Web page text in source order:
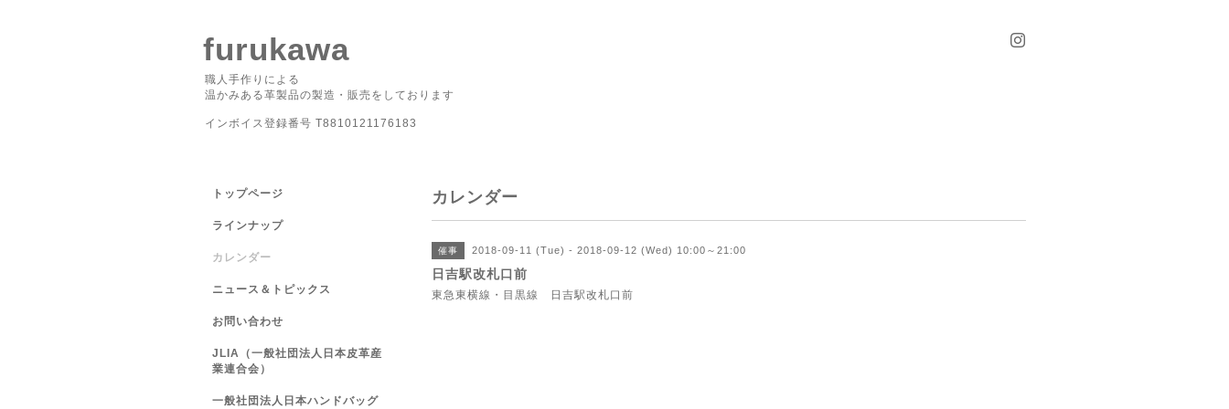
furukawa
職人手作りによる
温かみある革製品の製造・販売をしております
インボイス登録番号 T8810121176183
カレンダー
催事 2018-09-11 (Tue) - 2018-09-12 (Wed) 10:00～21:00
日吉駅改札口前
東急東横線・目黒線 日吉駅改札口前
トップページ
ラインナップ
カレンダー
ニュース＆トピックス
お問い合わせ
JLIA（一般社団法人日本皮革産
業連合会）
一般社団法人日本ハンドバッグ